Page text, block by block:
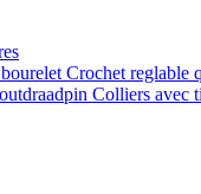
Crochet reglable
Colliers avec